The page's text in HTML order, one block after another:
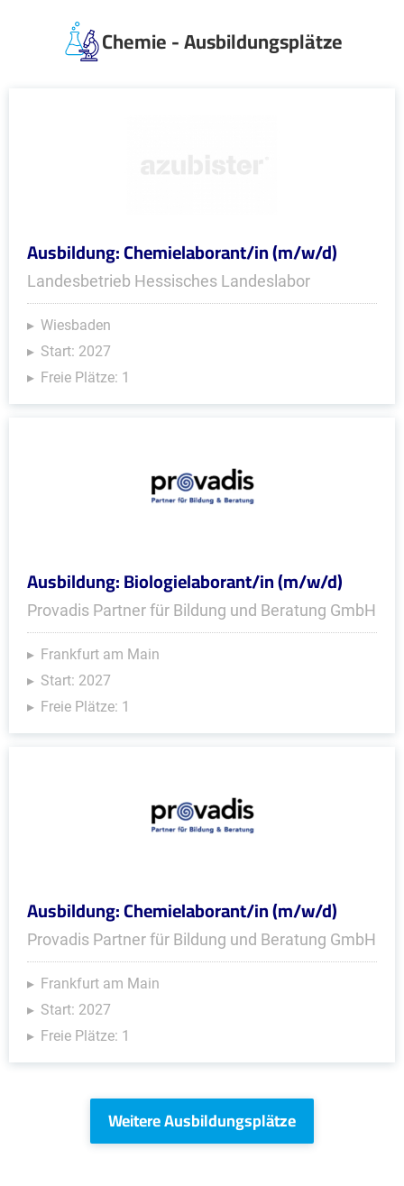
Chemie - Ausbildungsplätze
Ausbildung: Chemielaborant/in (m/w/d)
Landesbetrieb Hessisches Landeslabor
Wiesbaden
Start: 2027
Freie Plätze: 1
Ausbildung: Biologielaborant/in (m/w/d)
Provadis Partner für Bildung und Beratung GmbH
Frankfurt am Main
Start: 2027
Freie Plätze: 1
Ausbildung: Chemielaborant/in (m/w/d)
Provadis Partner für Bildung und Beratung GmbH
Frankfurt am Main
Start: 2027
Freie Plätze: 1
Weitere Ausbildungsplätze